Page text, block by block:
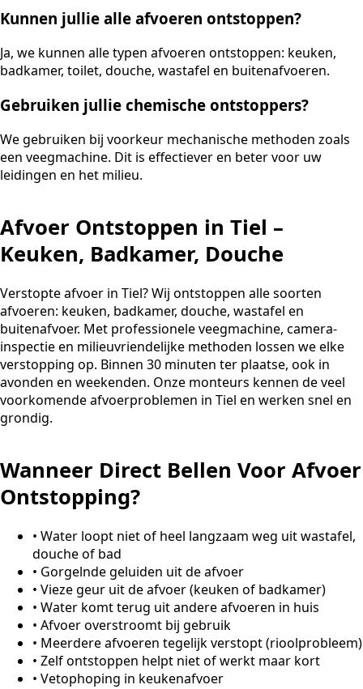
Kunnen jullie alle afvoeren ontstoppen?
Ja, we kunnen alle typen afvoeren ontstoppen: keuken,
badkamer, toilet, douche, wastafel en buitenafvoeren.
Gebruiken jullie chemische ontstoppers?
We gebruiken bij voorkeur mechanische methoden zoals
een veegmachine. Dit is effectiever en beter voor uw
leidingen en het milieu.
Afvoer Ontstoppen in Tiel –
Keuken, Badkamer, Douche
Verstopte afvoer in Tiel? Wij ontstoppen alle soorten
afvoeren: keuken, badkamer, douche, wastafel en
buitenafvoer. Met professionele veegmachine, camera-
inspectie en milieuvriendelijke methoden lossen we elke
verstopping op. Binnen 30 minuten ter plaatse, ook in
avonden en weekenden. Onze monteurs kennen de veel
voorkomende afvoerproblemen in Tiel en werken snel en
grondig.
Wanneer Direct Bellen Voor Afvoer
Ontstopping?
• Water loopt niet of heel langzaam weg uit wastafel,
douche of bad
• Gorgelnde geluiden uit de afvoer
• Vieze geur uit de afvoer (keuken of badkamer)
• Water komt terug uit andere afvoeren in huis
• Afvoer overstroomt bij gebruik
• Meerdere afvoeren tegelijk verstopt (rioolprobleem)
• Zelf ontstoppen helpt niet of werkt maar kort
• Vetophoping in keukenafvoer